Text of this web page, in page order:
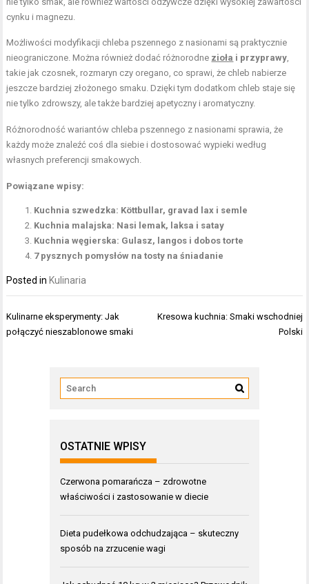
cynku i magnezu.
Możliwości modyfikacji chleba pszennego z nasionami są praktycznie
nieograniczone. Można również dodać różnorodne zioła i przyprawy
takie jak czosnek, rozmaryn czy oregano, co sprawi, że chleb nabierze
jeszcze bardziej złożonego smaku. Dzięki tym dodatkom chleb staje się
nie tylko zdrowszy, ale także bardziej apetyczny i aromatyczny.
Różnorodność wariantów chleba pszennego z nasionami sprawia, że
każdy może znaleźć coś dla siebie i dostosować wypieki według
własnych preferencji smakowych.
Powiązane wpisy:
Kuchnia szwedzka: Köttbullar, gravad lax i semle
Kuchnia malajska: Nasi lemak, laksa i satay
Kuchnia węgierska: Gulasz, langos i dobos torte
7 pysznych pomysłów na tosty na śniadanie
Posted inKulinaria
Nawigacja
wpisu
Kulinarne eksperymenty: Jak
połączyć nieszablonowe smaki
Kresowa kuchnia: Smaki wschodniej
Polski
OSTATNIE WPISY
Czerwona pomarańcza – zdrowotne
właściwości i zastosowanie w diecie
Dieta pudełkowa odchudzająca – skuteczny
sposób na zrzucenie wagi